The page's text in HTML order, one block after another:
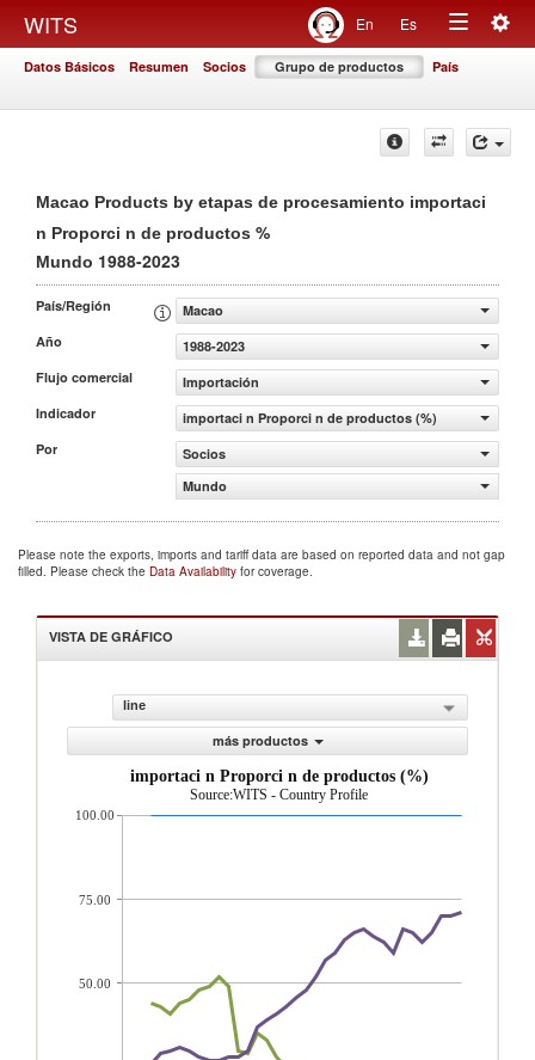
WITS En Es
Toggle
Datos Básicos Resumen Socios Grupo de productos País
Macao Products by etapas de procesamiento importaci
n Proporci n de productos %
Mundo 1988-2023
País/Región
Macao
Año
1988-2023
Flujo comercial
Importación
Indicador
importaci n Proporci n de productos (%)
Por
Socios
Mundo
Please note the exports, imports and tariff data are based on reported data and not gap
filled. Please check the Data Availability for coverage.
VISTA DE GRÁFICO
line
más productos
importaci n Proporci n de productos (%)
Source:WITS - Country Profile
100.00
75.00
50.00